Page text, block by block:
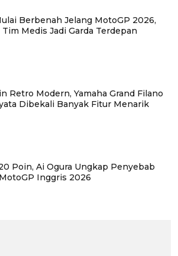
Berbenah Jelang MotoGP 2026,
Medis Jadi Garda Terdepan
Retro Modern, Yamaha Grand Filano
Dibekali Banyak Fitur Menarik
Poin, Ai Ogura Ungkap Penyebab
Inggris 2026